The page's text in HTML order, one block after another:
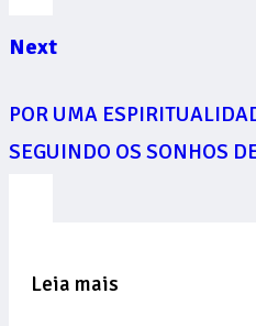
Next
POR UMA
SEGUINDO OS SONHOS
Leia mais